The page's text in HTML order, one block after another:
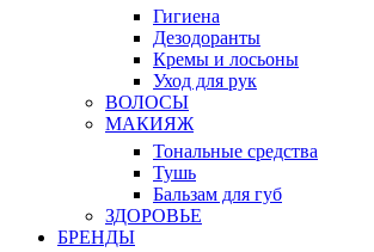
Гигиена
Дезодоранты
Кремы и лосьоны
Уход для рук
ВОЛОСЫ
МАКИЯЖ
Тональные средства
Тушь
Бальзам для губ
ЗДОРОВЬЕ
БРЕНДЫ